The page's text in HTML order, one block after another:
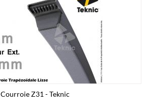
Courroie Z31 - Teknic